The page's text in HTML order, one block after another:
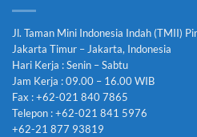
Jl. Taman Mini Indonesia Indah (TMII)
Jakarta Timur – Jakarta, Indonesia
Hari Kerja : Senin – Sabtu
Jam Kerja : 09.00 – 16.00 WIB
Fax : +62-021 840 7865
Telepon : +62-021 841 5976
+62-21 877 93819